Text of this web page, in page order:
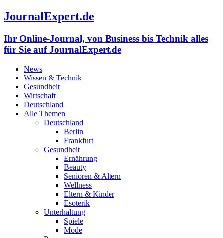
JournalExpert.de
Ihr Online-Journal, von Business bis Technik alles
für Sie auf JournalExpert.de
News
Wissen & Technik
Gesundheit
Wirtschaft
Deutschland
Alle Themen
Deutschland
Berlin
Frankfurt
Gesundheit
Ernährung
Beauty
Senioren & Altern
Wellness
Eltern & Kinder
Esoterik
Unterhaltung
Spiele
Mode